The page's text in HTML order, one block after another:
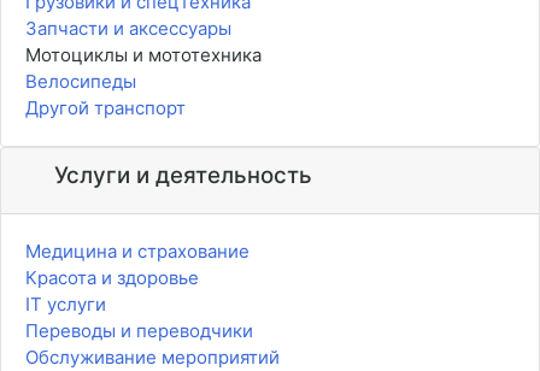
Запчасти и аксессуары
Мотоциклы и мототехника
Велосипеды
Другой транспорт
Услуги и деятельность
Медицина и страхование
Красота и здоровье
IT услуги
Переводы и переводчики
Обслуживание мероприятий